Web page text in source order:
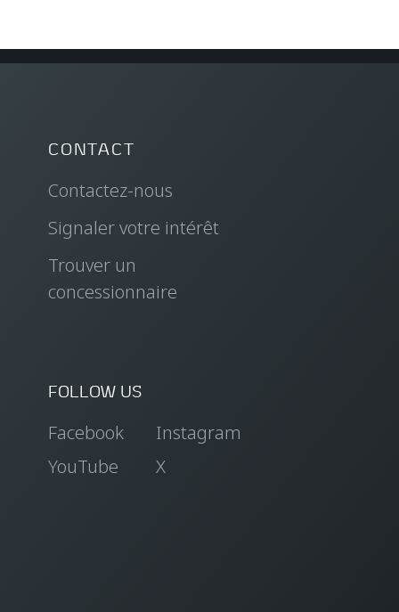
CONTACT
Contactez-nous
Signaler votre intérêt
Trouver un
concessionnaire
FOLLOW US
Facebook
Instagram
YouTube
X